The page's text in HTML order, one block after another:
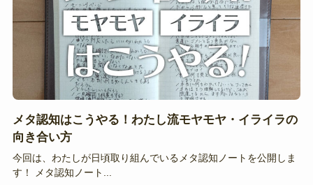
メタ認知はこうやる！わたし流モヤモヤ・イライラの
向き合い方
今回は、わたしが日頃取り組んでいるメタ認知ノートを公開しま
す！ メタ認知ノート...